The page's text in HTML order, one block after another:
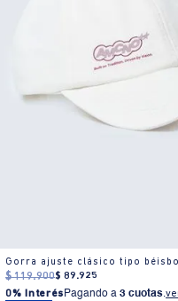
Gorra ajuste clásico tipo
$ 119.900$ 89.925
0% Interés Pagando a3 cuotas.